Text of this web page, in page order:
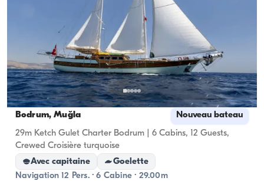
Bodrum, Muğla Nouveau bateau
29m Ketch Gulet Charter Bodrum | 6 Cabins, 12 Guests,
Crewed Croisière turquoise
Avec capitaine
Goelette
Navigation 12 Pers. · 6 Cabine · 29.00m